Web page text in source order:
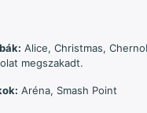
Alice, Christmas,
megszakadt.
Aréna, Smash Point